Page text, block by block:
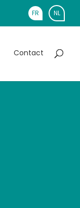
FR NL
Contact